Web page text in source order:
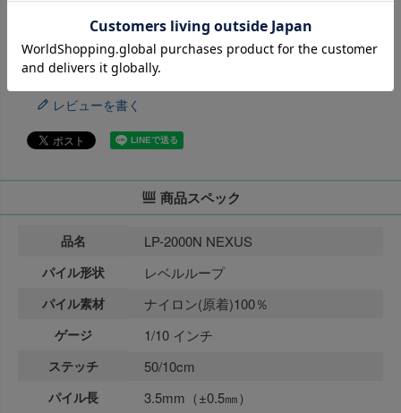
返品特約について
商品についてのお問い合わせ
レビューを書く
商品スペック
品名 LP-2000N NEXUS
パイル形状 レベルループ
パイル素材 ナイロン(原着)100％
ゲージ 1/10 インチ
ステッチ 50/10cm
パイル長 3.5mm（±0.5㎜）